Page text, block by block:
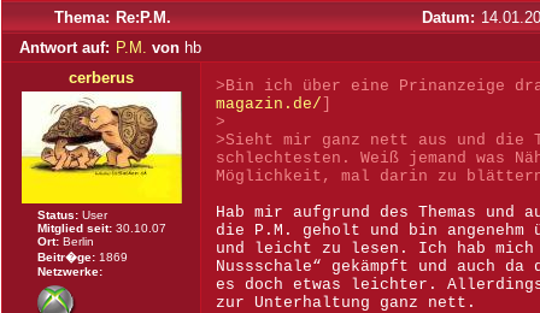
Thema: Re:P.M. Datum:
Antwort auf: P.M. von hb
cerberus
Status: User
Mitglied seit: 30.10.07
Ort: Berlin
Beitr�ge: 1869
Netzwerke:
>Bin ich über eine Prinanzeige
magazin.de/
>
>Sieht mir ganz nett aus und die
schlechtesten. Weiß jemand was
Möglichkeit, mal darin zu
Hab mir aufgrund des Themas und
die P.M. geholt und bin
und leicht zu lesen. Ich hab mich
Nussschale“ gekämpft und auch
es doch etwas leichter.
zur Unterhaltung ganz nett.